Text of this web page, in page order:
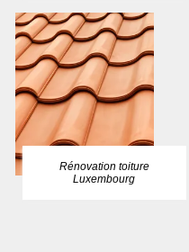
Rénovation toiture
Luxembourg